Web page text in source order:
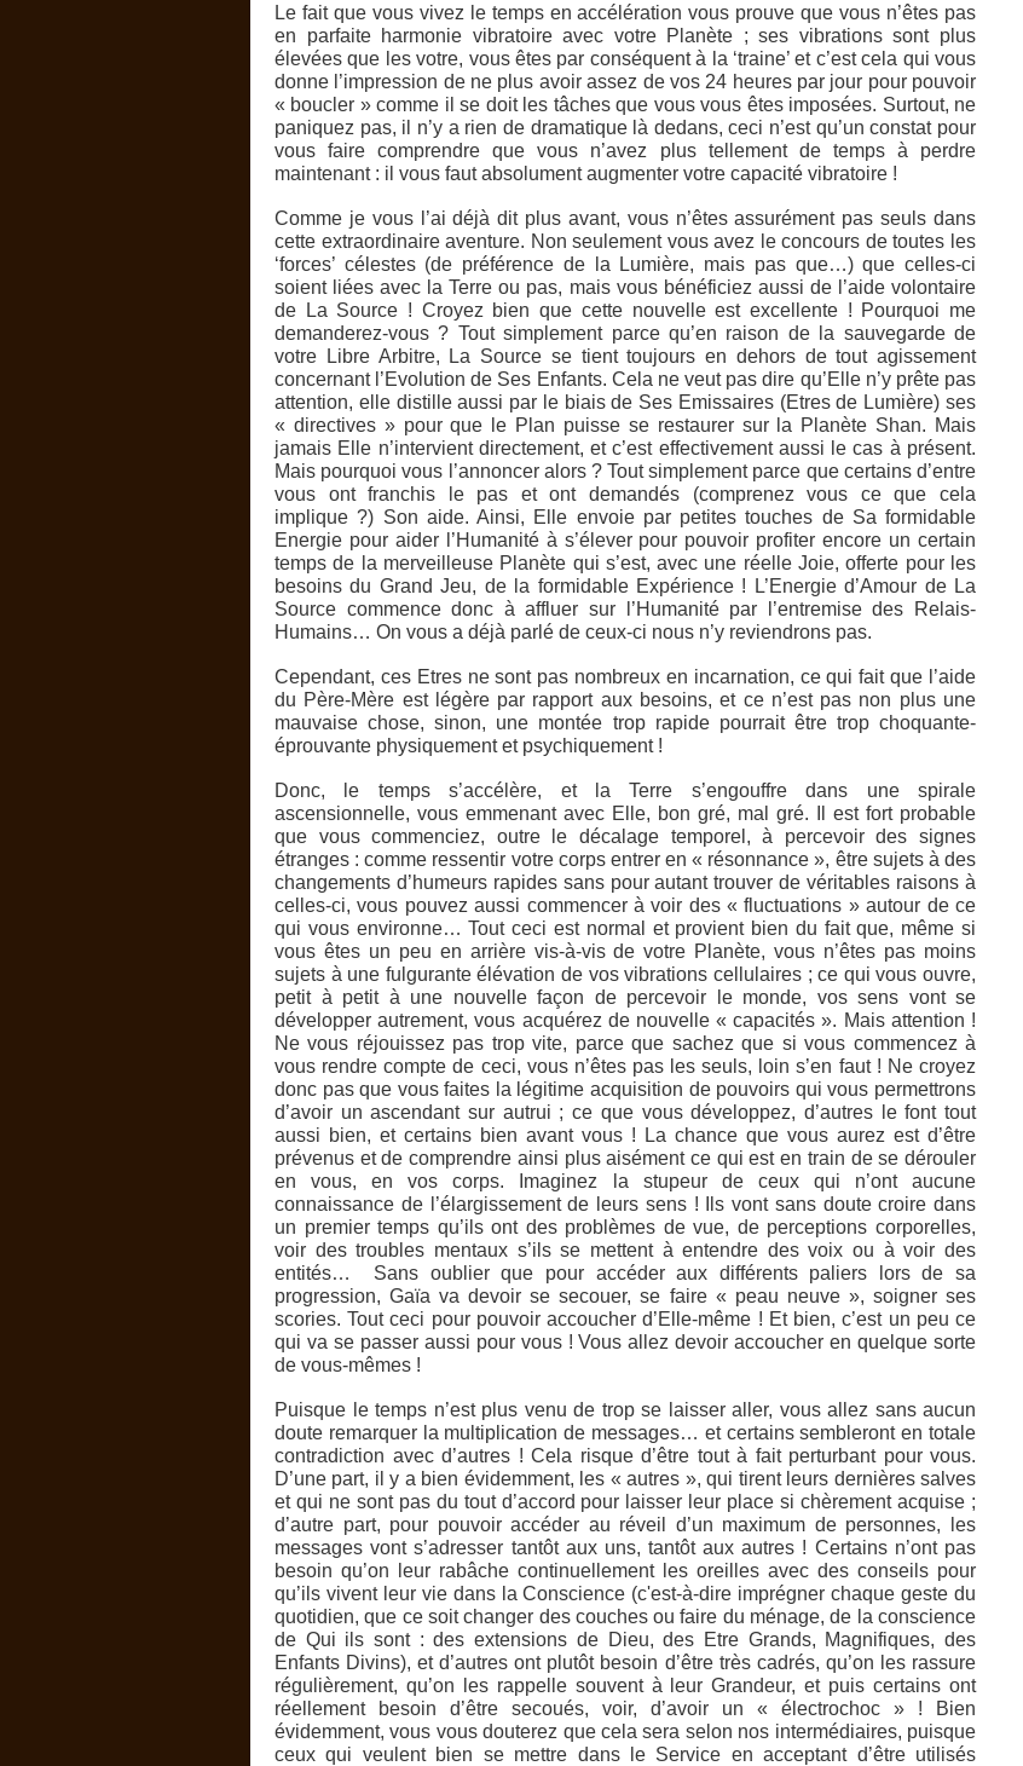
Le fait que vous vivez le temps en accélération vous prouve que vous n’êtes pas
en parfaite harmonie vibratoire avec votre Planète ; ses vibrations sont plus
élevées que les votre, vous êtes par conséquent à la ‘traine’ et c’est cela qui vous
donne l’impression de ne plus avoir assez de vos 24 heures par jour pour pouvoir
« boucler » comme il se doit les tâches que vous vous êtes imposées. Surtout, ne
paniquez pas, il n’y a rien de dramatique là dedans, ceci n’est qu’un constat pour
vous faire comprendre que vous n’avez plus tellement de temps à perdre
maintenant : il vous faut absolument augmenter votre capacité vibratoire !
Comme je vous l’ai déjà dit plus avant, vous n’êtes assurément pas seuls dans
cette extraordinaire aventure. Non seulement vous avez le concours de toutes les
‘forces’ célestes (de préférence de la Lumière, mais pas que…) que celles-ci
soient liées avec la Terre ou pas, mais vous bénéficiez aussi de l’aide volontaire
de La Source ! Croyez bien que cette nouvelle est excellente ! Pourquoi me
demanderez-vous ? Tout simplement parce qu’en raison de la sauvegarde de
votre Libre Arbitre, La Source se tient toujours en dehors de tout agissement
concernant l’Evolution de Ses Enfants. Cela ne veut pas dire qu’Elle n’y prête pas
attention, elle distille aussi par le biais de Ses Emissaires (Etres de Lumière) ses
« directives » pour que le Plan puisse se restaurer sur la Planète Shan. Mais
jamais Elle n’intervient directement, et c’est effectivement aussi le cas à présent.
Mais pourquoi vous l’annoncer alors ? Tout simplement parce que certains d’entre
vous ont franchis le pas et ont demandés (comprenez vous ce que cela
implique ?) Son aide. Ainsi, Elle envoie par petites touches de Sa formidable
Energie pour aider l’Humanité à s’élever pour pouvoir profiter encore un certain
temps de la merveilleuse Planète qui s’est, avec une réelle Joie, offerte pour les
besoins du Grand Jeu, de la formidable Expérience ! L’Energie d’Amour de La
Source commence donc à affluer sur l’Humanité par l’entremise des Relais-
Humains… On vous a déjà parlé de ceux-ci nous n’y reviendrons pas.
Cependant, ces Etres ne sont pas nombreux en incarnation, ce qui fait que l’aide
du Père-Mère est légère par rapport aux besoins, et ce n’est pas non plus une
mauvaise chose, sinon, une montée trop rapide pourrait être trop choquante-
éprouvante physiquement et psychiquement !
Donc, le temps s’accélère, et la Terre s’engouffre dans une spirale
ascensionnelle, vous emmenant avec Elle, bon gré, mal gré. Il est fort probable
que vous commenciez, outre le décalage temporel, à percevoir des signes
étranges : comme ressentir votre corps entrer en « résonnance », être sujets à des
changements d’humeurs rapides sans pour autant trouver de véritables raisons à
celles-ci, vous pouvez aussi commencer à voir des « fluctuations » autour de ce
qui vous environne… Tout ceci est normal et provient bien du fait que, même si
vous êtes un peu en arrière vis-à-vis de votre Planète, vous n’êtes pas moins
sujets à une fulgurante élévation de vos vibrations cellulaires ; ce qui vous ouvre,
petit à petit à une nouvelle façon de percevoir le monde, vos sens vont se
développer autrement, vous acquérez de nouvelle « capacités ». Mais attention !
Ne vous réjouissez pas trop vite, parce que sachez que si vous commencez à
vous rendre compte de ceci, vous n’êtes pas les seuls, loin s’en faut ! Ne croyez
donc pas que vous faites la légitime acquisition de pouvoirs qui vous permettrons
d’avoir un ascendant sur autrui ; ce que vous développez, d’autres le font tout
aussi bien, et certains bien avant vous ! La chance que vous aurez est d’être
prévenus et de comprendre ainsi plus aisément ce qui est en train de se dérouler
en vous, en vos corps. Imaginez la stupeur de ceux qui n’ont aucune
connaissance de l’élargissement de leurs sens ! Ils vont sans doute croire dans
un premier temps qu’ils ont des problèmes de vue, de perceptions corporelles,
voir des troubles mentaux s’ils se mettent à entendre des voix ou à voir des
entités… Sans oublier que pour accéder aux différents paliers lors de sa
progression, Gaïa va devoir se secouer, se faire « peau neuve », soigner ses
scories. Tout ceci pour pouvoir accoucher d’Elle-même ! Et bien, c’est un peu ce
qui va se passer aussi pour vous ! Vous allez devoir accoucher en quelque sorte
de vous-mêmes !
Puisque le temps n’est plus venu de trop se laisser aller, vous allez sans aucun
doute remarquer la multiplication de messages… et certains sembleront en totale
contradiction avec d’autres ! Cela risque d’être tout à fait perturbant pour vous.
D’une part, il y a bien évidemment, les « autres », qui tirent leurs dernières salves
et qui ne sont pas du tout d’accord pour laisser leur place si chèrement acquise ;
d’autre part, pour pouvoir accéder au réveil d’un maximum de personnes, les
messages vont s’adresser tantôt aux uns, tantôt aux autres ! Certains n’ont pas
besoin qu’on leur rabâche continuellement les oreilles avec des conseils pour
qu’ils vivent leur vie dans la Conscience (c'est-à-dire imprégner chaque geste du
quotidien, que ce soit changer des couches ou faire du ménage, de la conscience
de Qui ils sont : des extensions de Dieu, des Etre Grands, Magnifiques, des
Enfants Divins), et d’autres ont plutôt besoin d’être très cadrés, qu’on les rassure
régulièrement, qu’on les rappelle souvent à leur Grandeur, et puis certains ont
réellement besoin d’être secoués, voir, d’avoir un « électrochoc » ! Bien
évidemment, vous vous douterez que cela sera selon nos intermédiaires, puisque
ceux qui veulent bien se mettre dans le Service en acceptant d’être utilisés